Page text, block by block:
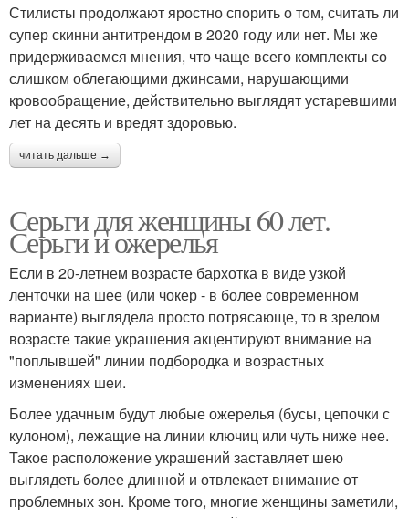
Стилисты продолжают яростно спорить о том, считать ли
супер скинни антитрендом в 2020 году или нет. Мы же
придерживаемся мнения, что чаще всего комплекты со
слишком облегающими джинсами, нарушающими
кровообращение, действительно выглядят устаревшими
лет на десять и вредят здоровью.
читать дальше →
Серьги для женщины 60 лет.
Серьги и ожерелья
Если в 20-летнем возрасте бархотка в виде узкой
ленточки на шее (или чокер - в более современном
варианте) выглядела просто потрясающе, то в зрелом
возрасте такие украшения акцентируют внимание на
"поплывшей" линии подбородка и возрастных
изменениях шеи.
Более удачным будут любые ожерелья (бусы, цепочки с
кулоном), лежащие на линии ключиц или чуть ниже нее.
Такое расположение украшений заставляет шею
выглядеть более длинной и отвлекает внимание от
проблемных зон. Кроме того, многие женщины заметили,